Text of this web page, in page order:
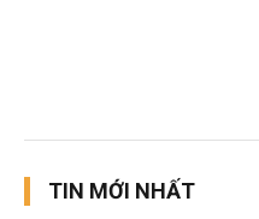
TIN MỚI NHẤT